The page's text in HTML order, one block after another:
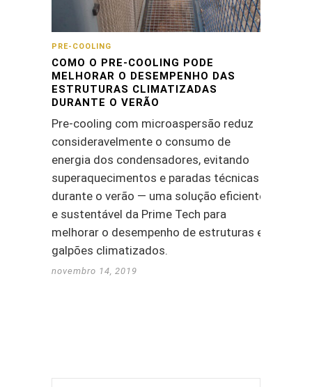
PRE-COOLING
COMO O PRE-COOLING PODE
MELHORAR O DESEMPENHO DAS
ESTRUTURAS CLIMATIZADAS
DURANTE O VERÃO
Pre-cooling com microaspersão reduz
consideravelmente o consumo de
energia dos condensadores, evitando
superaquecimentos e paradas técnicas
durante o verão — uma solução eficiente
e sustentável da Prime Tech para
melhorar o desempenho de estruturas e
galpões climatizados.
novembro 14, 2019